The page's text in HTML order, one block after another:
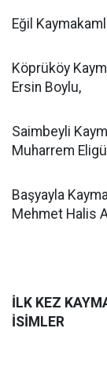
Eğil
Köprüköy
Ersin Boylu,
Saimbeyli
Muharrem
Başyayla
Mehmet Halis
İLK KEZ
İSİMLER